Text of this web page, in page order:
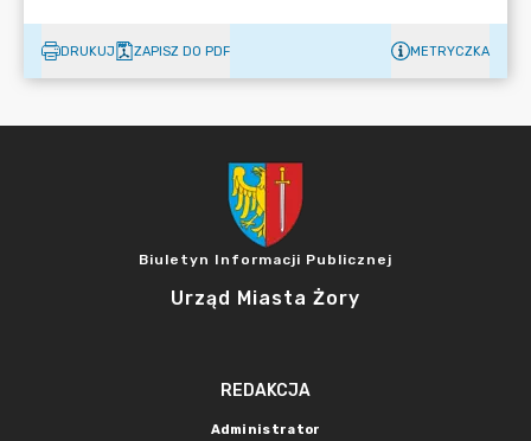
DRUKUJ ZAPISZ DO PDF METRYCZKA
Biuletyn Informacji Publicznej
Urząd Miasta Żory
REDAKCJA
Administrator